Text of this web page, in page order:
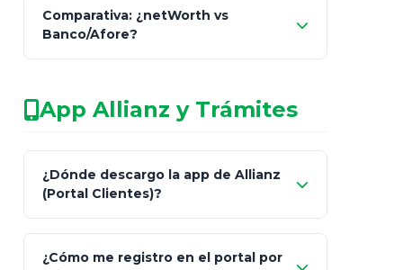
patrimonio con asesores informales en
redes sociales.
consultor técnico
legalmente facultado
Comparativa: ¿netWorth vs
Banco/Afore?
Característica netWorth (Certificado)
Fiscalidad Estrategia Art. 151 / 93
App Allianz y Trámites
¿Dónde descargo la app de Allianz
(Portal Clientes)?
Client"
¿Cómo me registro en el portal por